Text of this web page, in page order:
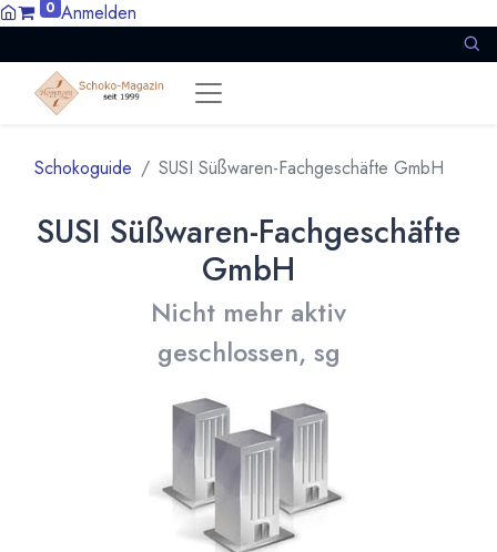
0 Anmelden
Schokoguide SUSI Süßwaren-Fachgeschäfte GmbH
SUSI Süßwaren-Fachgeschäfte
GmbH
Nicht mehr aktiv
geschlossen, sg